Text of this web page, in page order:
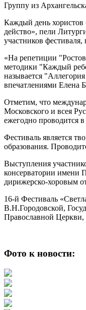
Группу из
Каждый день хористов
действо», пели
участников
«На репетиции
методики "Каждый
называется
впечатлениями Елена
Отметим, что
Московского и всея
ежегодно проводится
Фестиваль является
образования.
Выступления
консерватории имени
дирижерско-хоровым
16-й Фестиваль
В.Н.Городовской,
Православной Церкви,
Фото к новости: